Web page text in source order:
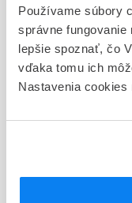
Používame súbory
správne fungovanie
lepšie spoznať, čo
vďaka tomu ich
Nastavenia
Stav
D - Registrácia bez
Typ registračnej
Decentralizovaná